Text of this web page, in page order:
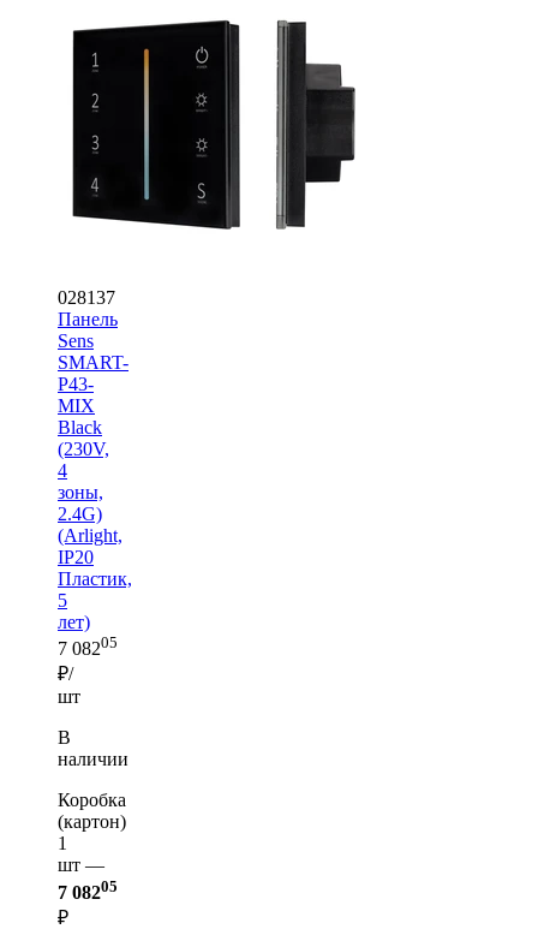
028137
Панель
Sens
SMART-
P43-
MIX
Black
(230V,
4
зоны,
2.4G)
(Arlight,
IP20
Пластик,
5
лет)
7 08205
₽/
шт
В
наличии
Коробка
(картон)
1
шт —
7 08205
₽